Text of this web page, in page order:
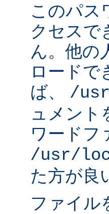
このパス
クセスで
ん。他の
ロードで
ば、 /
ュメント
ワードフ
/usr/
た方が良
ファイル